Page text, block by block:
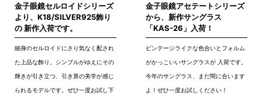
金子眼鏡セルロイドシリーズ
より、K18/SILVER925飾り
の 新作入荷です。
細身のセルロイドにさり気なく配され
た上品な飾り。シンプルがゆえにその
輝きが引き立つ、引き算の美学が感じ
られるモデルです。ぜひ一度お試し下
金子眼鏡アセテートシリーズ
から、新作サングラス
「KAS-26」入荷！
ビンテージライクな色合いとフォルム
がかっこいいサングラスが 入荷です。
今年のサングラス、まだ間に合います
よ！ぜひ一度お試しください！